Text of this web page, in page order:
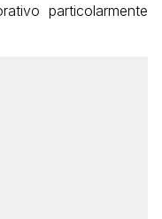
particolarmente